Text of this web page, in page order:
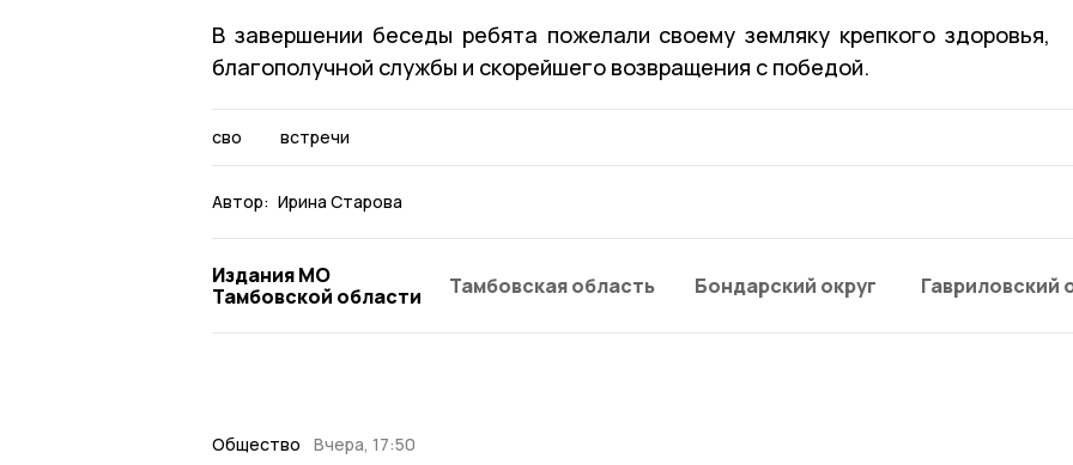
В завершении беседы ребята пожелали своему земляку крепкого здоровья,
благополучной службы и скорейшего возвращения с победой.
сво встречи
Автор: Ирина Старова
Издания МО
Тамбовской области
Тамбовская область Бондарский округ Гавриловский
Общество Вчера, 17:50